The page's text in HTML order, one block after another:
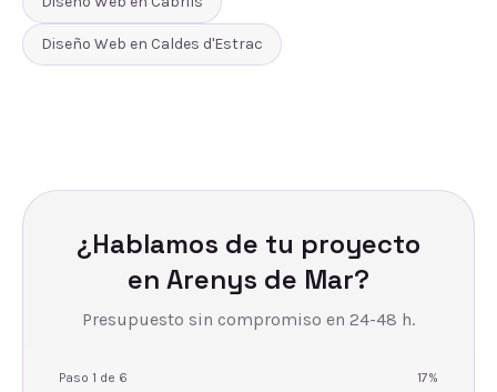
Diseño Web en Caldes d'Estrac
¿Hablamos de tu proyecto
en Arenys de Mar?
Presupuesto sin compromiso en 24-48 h.
Paso 1 de 6 17%